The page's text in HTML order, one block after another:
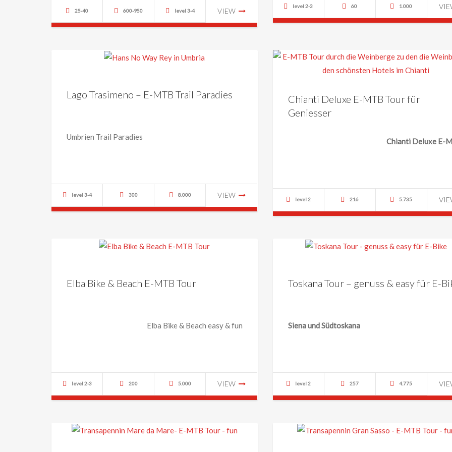
25-40 600-950 level 3-4 VIEW
level 2-3 60 1.000
Lago Trasimeno – E-MTB Trail Paradies
Umbrien Trail Paradies
level 3-4 300 8.000 VIEW
Chianti Deluxe E-MTB Tour für
Geniesser
Chianti Deluxe E-
level 2 216 5.735
Elba Bike & Beach E-MTB Tour
Elba Bike & Beach easy & fun
level 2-3 200 5.000 VIEW
Toskana Tour – genuss & easy für E-
Siena undSüdtoskana
level 2 257 4.775